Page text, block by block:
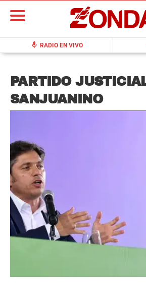
mic RADIO EN VIVO
PARTIDO
SANJUANINO